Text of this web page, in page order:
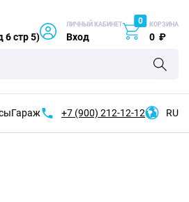
6 стр 5)
ЛИЧНЫЙ КАБИНЕТ
Вход
0 КОРЗИНА
0 ₽
Гараж +7 (900) 212-12-12 RU